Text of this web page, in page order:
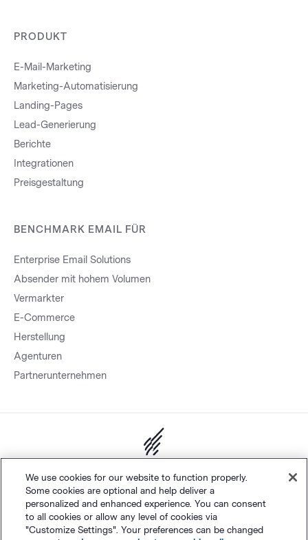
PRODUKT
E-Mail-Marketing
Marketing-Automatisierung
Landing-Pages
Lead-Generierung
Berichte
Integrationen
Preisgestaltung
BENCHMARK EMAIL FÜR
Enterprise Email Solutions
Absender mit hohem Volumen
Vermarkter
E-Commerce
Herstellung
Agenturen
Partnerunternehmen
Polaris Software, LLC
Deutsch
We use cookies for our website to function properly.
Some cookies are optional and help deliver a
personalized and enhanced experience. You can consent
to all cookies or allow any level of cookies via
"Customize Settings". Your preferences can be changed